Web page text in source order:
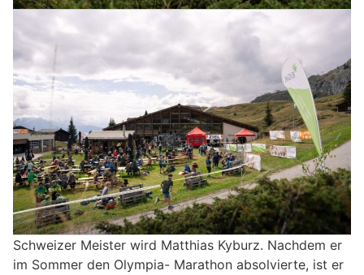
Schweizer Meister wird Matthias Kyburz. Nachdem er
im Sommer den Olympia- Marathon absolvierte, ist er